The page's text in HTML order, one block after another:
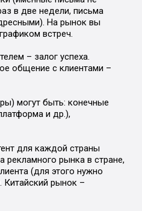
в две недели, письма
На рынок вы
встреч.
– залог успеха.
общение с клиентами –
могут быть: конечные
и др.),
для каждой страны
рекламного рынка в стране,
(для этого нужно
Китайский рынок –